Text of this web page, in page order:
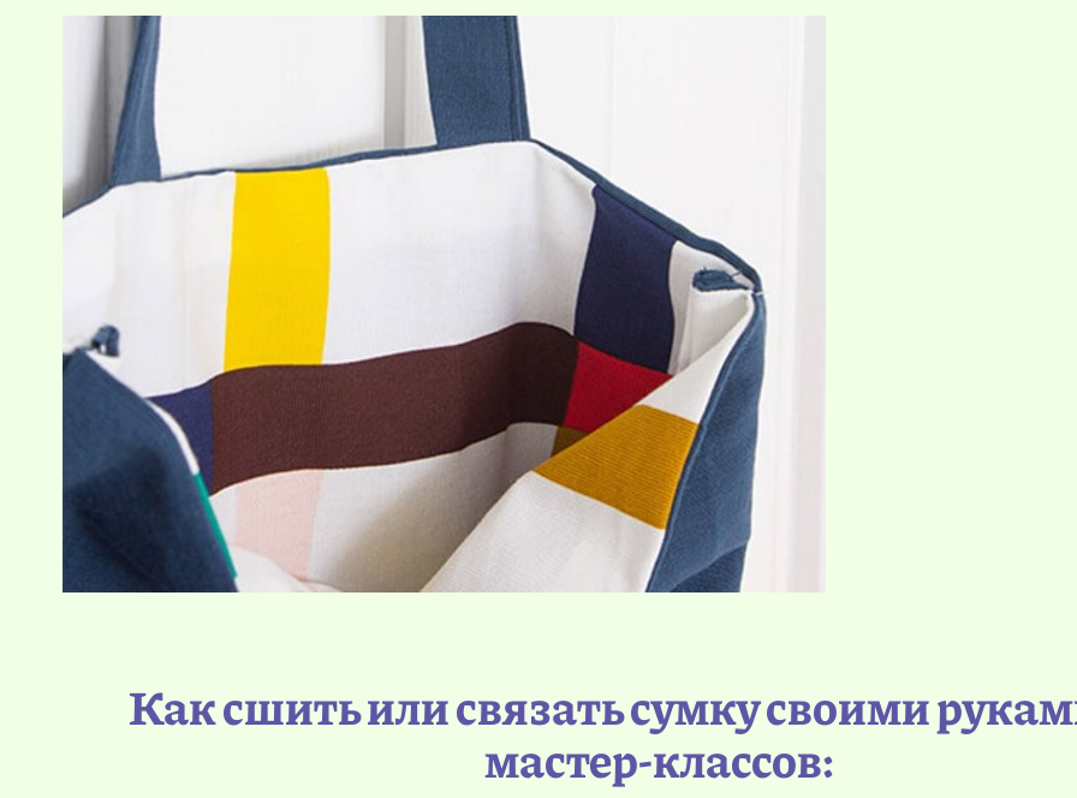
Как сшить или связать сумку своими
мастер-классов: